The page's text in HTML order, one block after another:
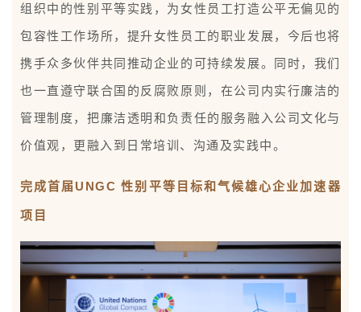
组织中的性别平等实践，为女性员工打造公平无偏见的
包容性工作场所，提升女性员工的职业发展，今后也将
携手众多伙伴共同推动企业的可持续发展。同时，我们
也一直遵守联合国的反腐败原则，在公司内实行廉洁的
管理制度，把廉洁透明和负责任的服务融入公司文化与
价值观，更融入到日常培训、沟通及实践中。
完成首届UNGC 性别平等目标和气候雄心企业加速器
项目